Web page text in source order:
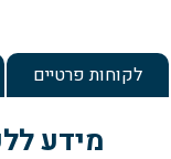
עמוד הבית
לקוחות פרטיים
מידע